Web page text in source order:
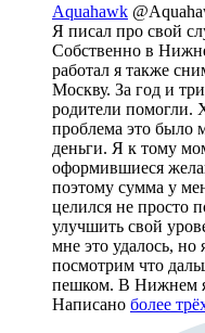
Aquahawk
Я писал про свой
Собственно в
работал я также
Москву. За год и
родители помогли.
проблема это было
деньги. Я к тому
оформившиеся
поэтому сумма у
целился не просто
улучшить свой
мне это удалось, но
посмотрим что
пешком. В Нижнем я
Написано более